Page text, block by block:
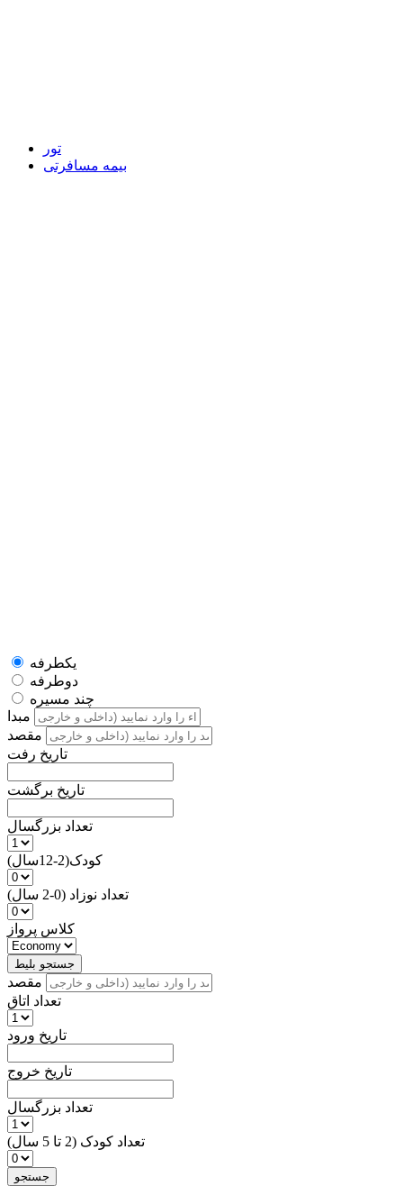
تور
بیمه مسافرتی
یکطرفه
دوطرفه
چند مسیره
مبدا
مقصد
تاریخ رفت
تاریخ برگشت
تعداد بزرگسال
کودک(2-12سال)
تعداد نوزاد (0-2 سال)
کلاس پرواز
جستجو بلیط
مقصد
تعداد اتاق
تاریخ ورود
تاریخ خروج
تعداد بزرگسال
تعداد کودک (2 تا 5 سال)
جستجو